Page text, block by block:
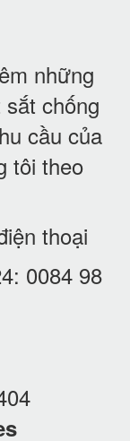
những
chống
cầu của
tôi theo
thoại
0084 98